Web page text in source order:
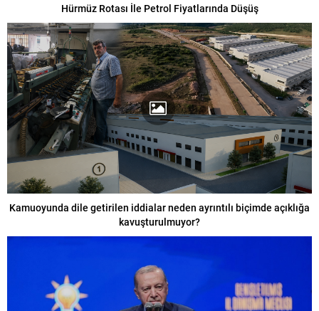
Hürmüz Rotası İle Petrol Fiyatlarında Düşüş
Kamuoyunda dile getirilen iddialar neden ayrıntılı biçimde açıklığa
kavuşturulmuyor?